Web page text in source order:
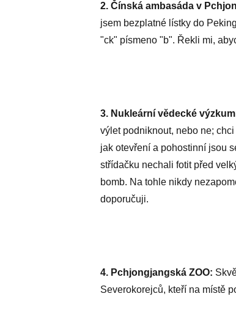
2. Čínská ambasáda v
jsem bezplatné lístky do
"ck" písmeno "b". Řekli mi,
3. Nukleární vědecké
výlet podniknout, nebo ne;
jak otevření a pohostinní jsou
střídačku nechali fotit před
bomb. Na tohle nikdy
doporučuji.
4. Pchjongjangská ZOO:
Severokorejců, kteří na místě